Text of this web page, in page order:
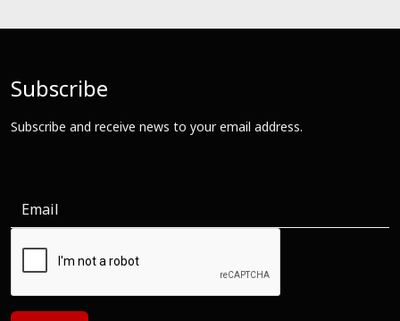
Subscribe
Subscribe and receive news to your email address.